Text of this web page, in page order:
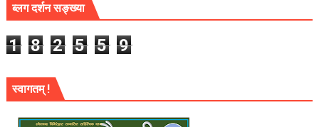
ब्लग दर्शन सङ्ख्या
1 8 2 5 5 9
स्वागतम् !